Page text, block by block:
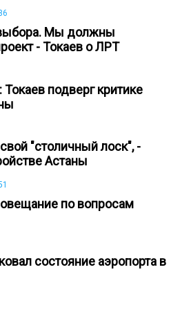
выбора. Мы должны
- Токаев о ЛРТ
подверг критике
"столичный лоск", -
Астаны
по вопросам
состояние аэропорта в